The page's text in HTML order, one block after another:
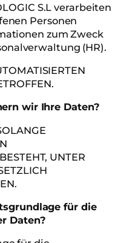
S.L verarbeiten
Personen
zum Zweck
(HR).
wir Ihre Daten?
UNTER
für die
Daten?